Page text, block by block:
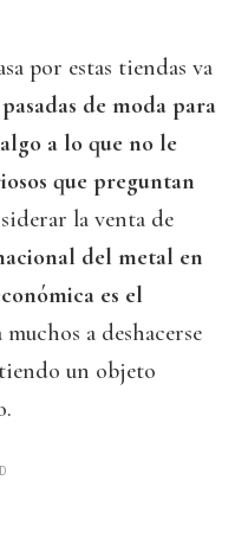
por estas tiendas va
de moda para
a lo que no le
que preguntan
la venta de
del metal en
es el
muchos a deshacerse
un objeto